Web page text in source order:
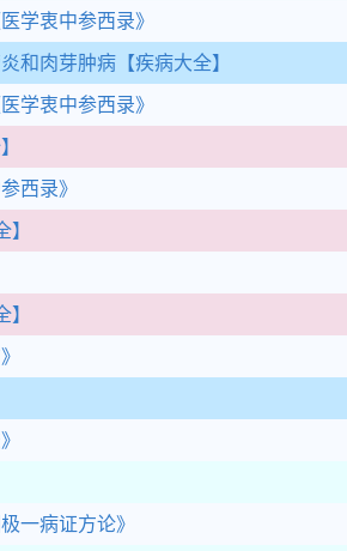
医学衷中参西录》
和肉芽肿病 【疾病大全】
医学衷中参西录》
西录》
】
】
极一病证方论》